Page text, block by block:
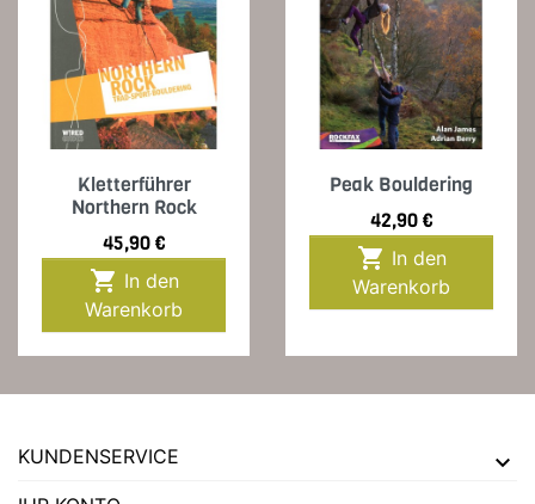
Kletterführer
Northern Rock
Preis
45,90 €

Warenkorb
Peak Bouldering
Preis
42,90 €

Warenkorb
KUNDENSERVICE